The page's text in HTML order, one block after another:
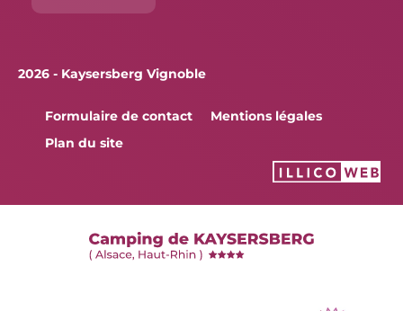
2026 - Kaysersberg Vignoble
Formulaire de contact
Mentions légales
Plan du site